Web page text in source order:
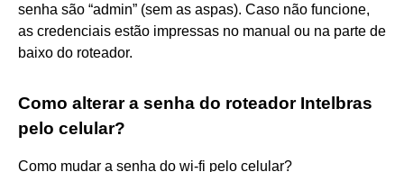
senha são “admin” (sem as aspas). Caso não funcione,
as credenciais estão impressas no manual ou na parte de
baixo do roteador.
Como alterar a senha do roteador Intelbras
pelo celular?
Como mudar a senha do wi-fi pelo celular?